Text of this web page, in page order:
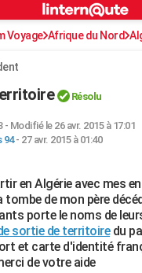
par ville
S'inscrire
Connexion
Voyage Afrique du Nord
Résolu
- Modifié le 26 avr. 2015 à 17:01
94- 27 avr. 2015 à 01:40
en Algérie avec mes
tombe de mon père
porte le noms de
sortie de territoiredu
et carte d'identité
de votre aide